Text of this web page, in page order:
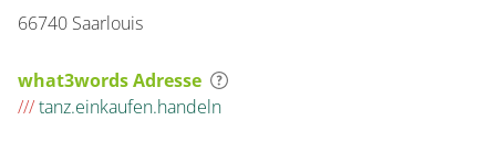
66740 Saarlouis
what3words Adresse
///tanz.einkaufen.handeln